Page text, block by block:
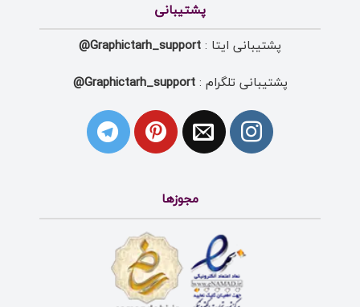
پشتیبانی
پشتیبانی ایتا : Graphictarh_support@
پشتیبانی تلگرام :Graphictarh_support@
مجوزها